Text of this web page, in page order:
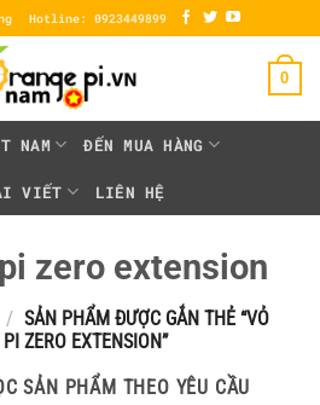
Hotline: 0923449899
0
NAM ĐẾN MUA HÀNG
VIẾT LIÊN HỆ
zero extension
/ SẢN PHẨM ĐƯỢC GẮN THẺ “VỎ
ZERO EXTENSION”
SẢN PHẨM THEO YÊU CẦU